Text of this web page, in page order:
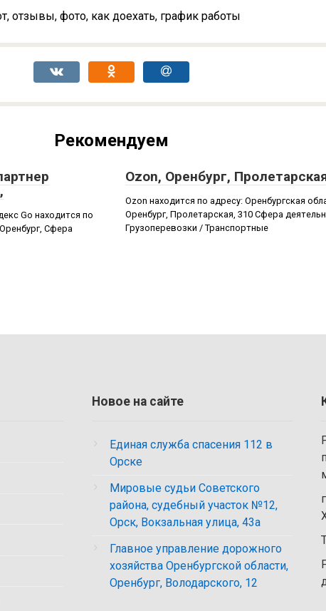
отзывы, фото, как доехать, график работы
Рекомендуем
Go находится по
Сфера
Ozon, Оренбург,
Ozon находится по адресу: Оренбургская
Оренбург, Пролетарская, 310 Сфера
Грузоперевозки / Транспортные
Новое на сайте
Единая служба спасения 112 в
Орске
Мировые судьи Советского
района, судебный участок №12,
Орск, Вокзальная улица, 43а
Главное управление дорожного
хозяйства Оренбургской области,
Оренбург, Володарского, 12